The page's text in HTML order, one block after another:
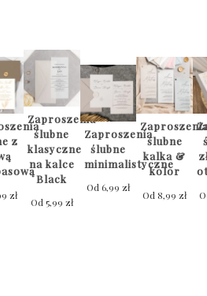
z
zł
Zaproszenia
ślubne
klasyczne
na kalce
Black
Od5,99 zł
Zaproszenia
ślubne
minimalistyczne
Od6,99zł
ślubne
kalka &
kolor
Od 8,99zł